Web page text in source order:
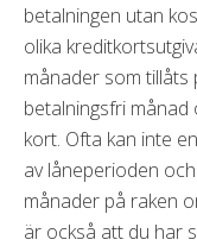
betalningen utan
olika
månader som tillåts
betalningsfri månad
kort. Ofta kan inte
av låneperioden
månader på raken
är också att du har